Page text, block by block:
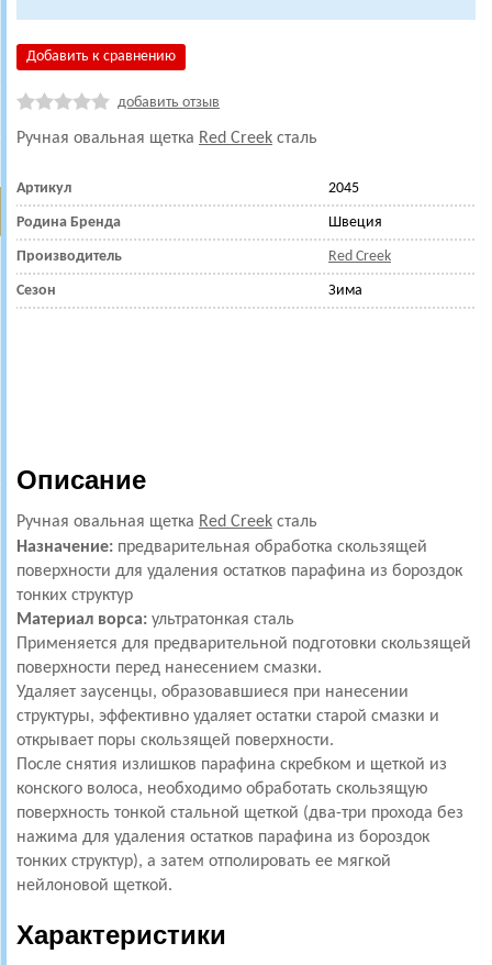
Добавить к сравнению
добавить отзыв
Ручная овальная щетка Red Creek сталь
Артикул 2045
Родина Бренда Швеция
Производитель Red Creek
Сезон Зима
Описание
Ручная овальная щетка Red Creek сталь
Назначение: предварительная обработка скользящей
поверхности для удаления остатков парафина из бороздок
тонких структур
Материал ворса: ультратонкая сталь
Применяется для предварительной подготовки скользящей
поверхности перед нанесением смазки.
Удаляет заусенцы, образовавшиеся при нанесении
структуры, эффективно удаляет остатки старой смазки и
открывает поры скользящей поверхности.
После снятия излишков парафина скребком и щеткой из
конского волоса, необходимо обработать скользящую
поверхность тонкой стальной щеткой (два-три прохода без
нажима для удаления остатков парафина из бороздок
тонких структур), а затем отполировать ее мягкой
нейлоновой щеткой.
Характеристики